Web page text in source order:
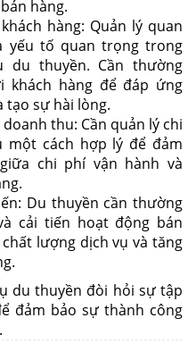
hàng.
hàng: Quản lý quan
yếu tố quan trọng trong
du thuyền. Cần thường
khách hàng để đáp ứng
tạo sự hài lòng.
thu: Cần quản lý chi
một cách hợp lý để đảm
chi phí vận hành và
Du thuyền cần thường
cải tiến hoạt động bán
lượng dịch vụ và tăng
du thuyền đòi hỏi sự tập
đảm bảo sự thành công